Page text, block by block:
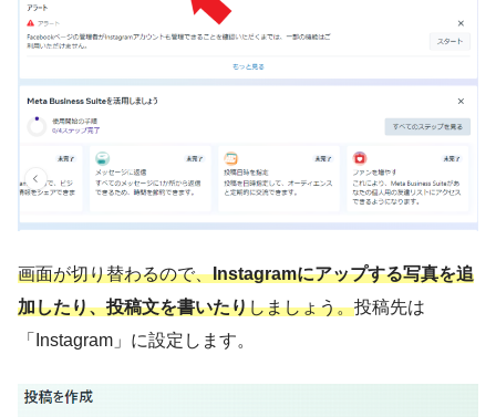
画面が切り替わるので、Instagramにアップする写真を追
加したり、投稿文を書いたりしましょう。投稿先は
「Instagram」に設定します。